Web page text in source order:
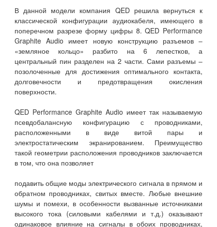
В данной модели компания QED решила вернуться к
классической конфигурации аудиокабеля, имеющего в
поперечном разрезе форму цифры 8. QED Performance
Graphite Audio имеет новую конструкцию разъемов –
«земляное кольцо» разбито на 6 лепестков, а
центральный пин разделен на 2 части. Сами разъемы –
позолоченные для достижения оптимального контакта,
долговечности и предотвращения окисления
поверхности.
QED Performance Graphite Audio имеет так называемую
псевдобалансную конфигурацию с проводниками,
расположенными в виде витой пары и
электростатическим экранированием. Преимущество
такой геометрии расположения проводников заключается
в том, что она позволяет
подавить общие моды электрического сигнала в прямом и
обратном проводниках, свитых вместе. Любые внешние
шумы и помехи, в особенности вызванные источниками
высокого тока (силовыми кабелями и т.д.) оказывают
одинаковое влияние на сигналы в обоих проводниках,